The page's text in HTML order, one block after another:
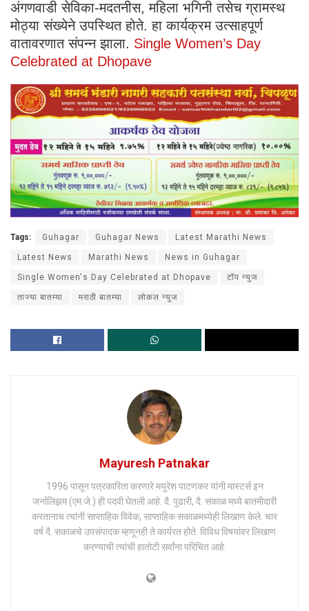
अंगणवाडी सेविका-मदतनीस, महिला भगिनी तसेच ग्रामस्थ
मोठ्या संख्येने उपस्थित होते. हा कार्यक्रम उत्साहपूर्ण
वातावरणात संपन्न झाला. Single Women’s Day
Celebrated at Dhopave
Tags: Guhagar Guhagar News Latest Marathi News
Latest News Marathi News News in Guhagar
Single Women's Day Celebrated at Dhopave टॉप न्युज
ताज्या बातम्या मराठी बातम्या लोकल न्युज
Mayuresh Patnakar
1996 पासून पत्रकारिता करणारे मयुरेश पाटणकर यांनी मास्टर्स इन
जर्नालिझम (एम.जे.) ही पदवी घेतली आहे. दै. पुढारी, दै. सकाळ मध्ये बातमीदारी
करतानाच त्यांनी साप्ताहिक विवेक, साप्ताहिक सकाळमध्येही लिखाण केले. चार
वर्ष दै. सकाळचे उपसंपादक म्हणूनही ते कार्यरत होते. विविध विषयांवर लिखाण
करण्याची त्यांची हातोटी सर्वांना परिचित आहे.